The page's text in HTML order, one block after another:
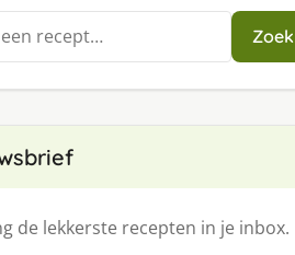
Zoek
de lekkerste recepten in je inbox.